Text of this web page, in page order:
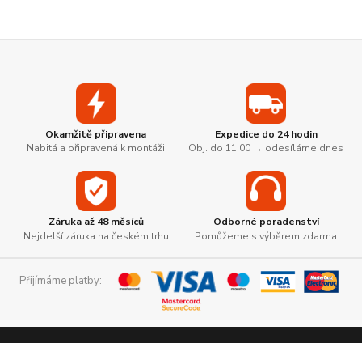
Okamžitě připravena
Nabitá a připravená k montáži
Expedice do 24 hodin
Obj. do 11:00 → odesíláme dnes
Záruka až 48 měsíců
Nejdelší záruka na českém trhu
Odborné poradenství
Pomůžeme s výběrem zdarma
Přijímáme platby: